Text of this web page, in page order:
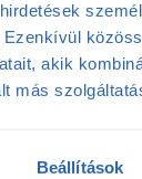
akik
más
Beállítások